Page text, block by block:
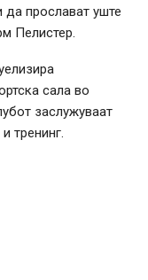
прослават уште
Пелистер.
сала во
заслужуваат
тренинг.